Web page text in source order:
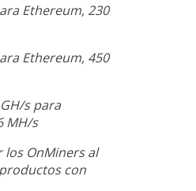
Ethereum, 230
Ethereum, 450
s para
MH/s
OnMiners al
con